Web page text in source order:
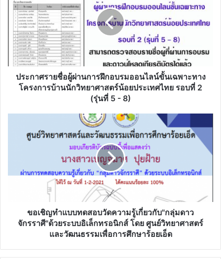
ชื่อ
ผ่าน
การ
ฝึก
อบรม
ออนไลน์
เฉพาะ
วิทยาศาสตร์
ประกาศรายชื่อผู้ผ่านการฝึกอบรมออนไลน์ขั้นเฉพาะทาง
โครงการบ้านนักวิทยาศาสตร์น้อยประเทศไทย รอบที่ 2
(รุ่นที่ 5 - 8)
กับ"กลุ่ม
ดาว
อิเล็กทรอนิกส์
ขอเชิญทำแบบทดสอบวัดความรู้เกี่ยวกับ"กลุ่มดาว
จักรราศี"ด้วยระบบอิเล็กทรอนิกส์ โดย ศูนย์วิทยาศาสตร์
และวัฒนธรรมเพื่อการศึกษาร้อยเอ็ด